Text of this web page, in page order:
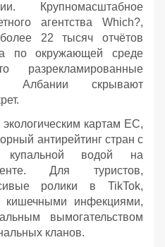
Крупномасштабное
агентства Which?,
22 тысяч отчётов
по окружающей среде
разрекламированные
Албании скрывают
картам ЕС,
антирейтинг стран с
купальной водой на
Для туристов,
ролики в TikTok,
кишечными инфекциями,
вымогательством
кланов.